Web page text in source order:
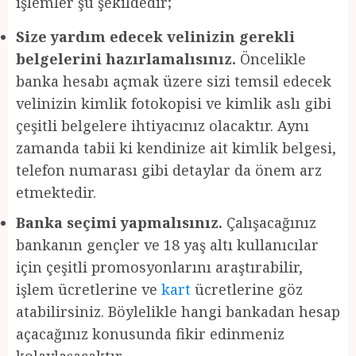
Size yardım edecek velinizin gerekli
belgelerini hazırlamalısınız. Öncelikle
banka hesabı açmak üzere sizi temsil edecek
velinizin kimlik fotokopisi ve kimlik aslı gibi
çeşitli belgelere ihtiyacınız olacaktır. Aynı
zamanda tabii ki kendinize ait kimlik belgesi,
telefon numarası gibi detaylar da önem arz
etmektedir.
Banka seçimi yapmalısınız. Çalışacağınız
bankanın gençler ve 18 yaş altı kullanıcılar
için çeşitli promosyonlarını araştırabilir,
işlem ücretlerine ve kart ücretlerine göz
atabilirsiniz. Böylelikle hangi bankadan hesap
açacağınız konusunda fikir edinmeniz